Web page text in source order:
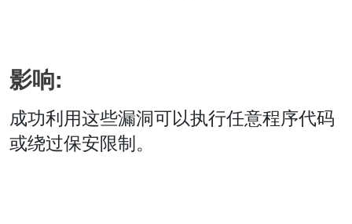
影响:
成功利用这些漏洞可以执行任意程序代码
或绕过保安限制。